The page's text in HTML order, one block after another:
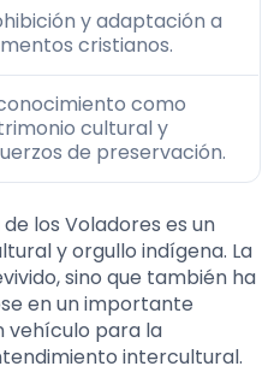
y adaptación a
cristianos.
como
cultural y
de preservación.
los Voladores es un
y orgullo indígena. La
sino que también ha
en un importante
vehículo para la
intercultural.